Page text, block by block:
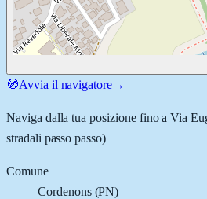
🧭Avvia il navigatore→
Naviga dalla tua posizione fino aVia
stradali passo passo)
Comune
Cordenons(PN)